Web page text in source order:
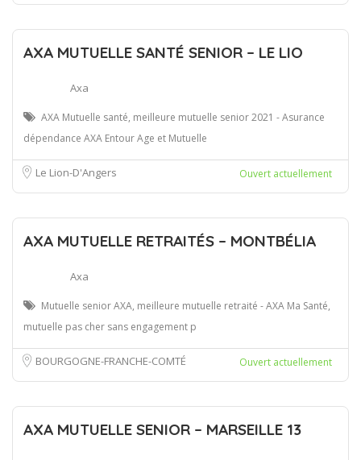
AXA MUTUELLE SANTÉ SENIOR – LE LIO
Axa
AXA Mutuelle santé, meilleure mutuelle senior 2021 - Asurance
dépendance AXA Entour Age et Mutuelle
Le Lion-D'Angers Ouvert actuellement
AXA MUTUELLE RETRAITÉS – MONTBÉLIA
Axa
Mutuelle senior AXA, meilleure mutuelle retraité - AXA Ma Santé,
mutuelle pas cher sans engagement p
BOURGOGNE-FRANCHE-COMTÉ Ouvert actuellement
AXA MUTUELLE SENIOR – MARSEILLE 13